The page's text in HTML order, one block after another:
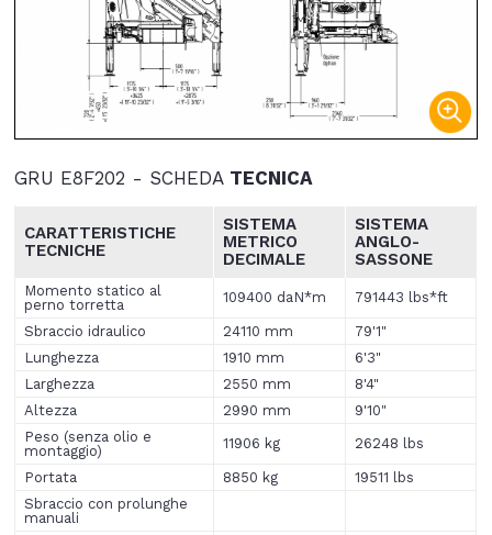
GRU E8F202 - SCHEDA TECNICA
CARATTERISTICHE
TECNICHE
SISTEMA
METRICO
DECIMALE
SISTEMA
ANGLO-
SASSONE
Momento statico al
perno torretta
109400 daN*m 791443 lbs*ft
Sbraccio idraulico 24110 mm
79'1"
Lunghezza
1910 mm
6'3"
Larghezza
2550 mm
8'4"
Altezza
2990 mm
9'10"
Peso (senza olio e
montaggio)
11906 kg 26248 lbs
Portata 8850 kg
19511 lbs
Sbraccio con prolunghe
manuali